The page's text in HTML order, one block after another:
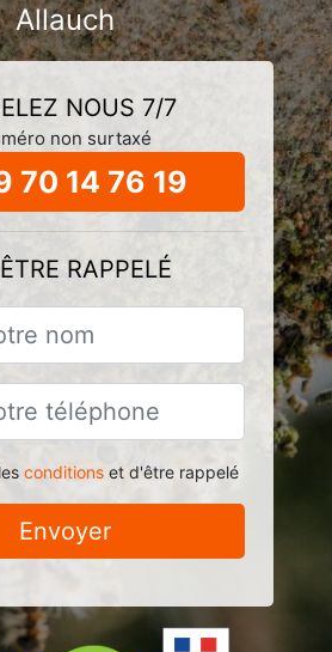
Allauch
NOUS 7/7
non surtaxé
70 14 76 19
RAPPELÉ
conditionset d'être rappelé
Envoyer